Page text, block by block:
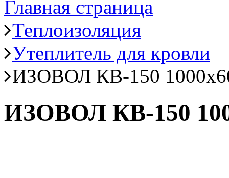
Главная страница
Теплоизоляция
Утеплитель для кровли
ИЗОВОЛ КВ-150
ИЗОВОЛ КВ-150